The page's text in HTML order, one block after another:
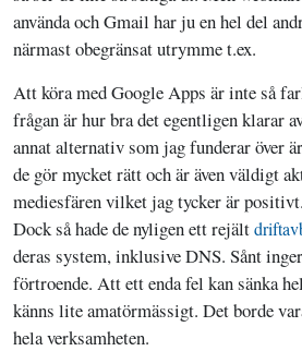
använda och Gmail har ju en hel del
närmast obegränsat utrymme t.ex.
Att köra med Google Apps är inte så
frågan är hur bra det egentligen klarar
annat alternativ som jag funderar över
de gör mycket rätt och är även väldigt
mediesfären vilket jag tycker är positivt.
Dock så hade de nyligen ett rejält
deras system, inklusive DNS. Sånt
förtroende. Att ett enda fel kan sänka
känns lite amatörmässigt. Det borde
hela verksamheten.